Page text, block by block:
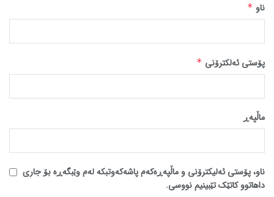
ناو *
پۆستی ئەلکترۆنی *
ماڵپه‌ڕ
ناو، پۆستی ئەلیکترۆنی و ماڵپەڕەکەم پاشەکەوتبکە لەم وێبگەڕە بۆ جاری
داهاتوو کاتێک تێبینیم نووسی.